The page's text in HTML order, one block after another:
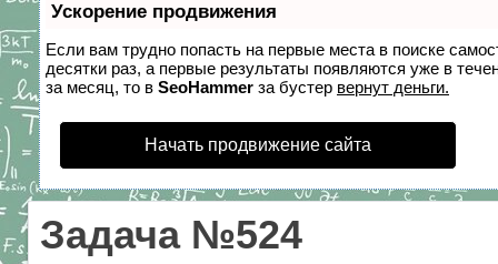
Ускорение продвижения
Если вам трудно попасть на первые места в поиске
десятки раз, а первые результаты появляются уже в
за месяц, то в SeoHammer за бустер вернут деньги.
Начать продвижение сайта
Задача №524